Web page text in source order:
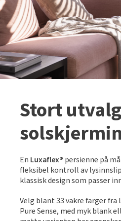
Inspirasjon
Populære beige farger
Farger til barnerom
Blåfarger
Få hjelp
Kundeservice
Book interiørkonsulent
Slik legger du korkgulv
Legge klikkvinyl
Legge laminat
Vår YouTube-kanal
Få hjelp
Finn din butikk
Hjemlevering
Book interiørkonsulent
MÅNEDENS
Book interiørkonsulent
Kundeservice
Hjemlevering
Book interiørkonsulent
Slik gjør du uteplassen
Beise terrasse
Male vegg
Få hjelp
Kundeservice
Hjemlevering
Kundeservice
Hjemlevering
Book interiørkonsulent
Stort
En Luxaflex® persienne på
fleksibel kontroll av
klassisk design som passer
Velg blant 33 vakre farger
Pure Sense, med myk blank